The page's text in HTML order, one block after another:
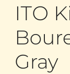
ITO
Gray